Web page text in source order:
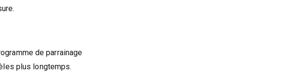
de parrainage
plus longtemps.